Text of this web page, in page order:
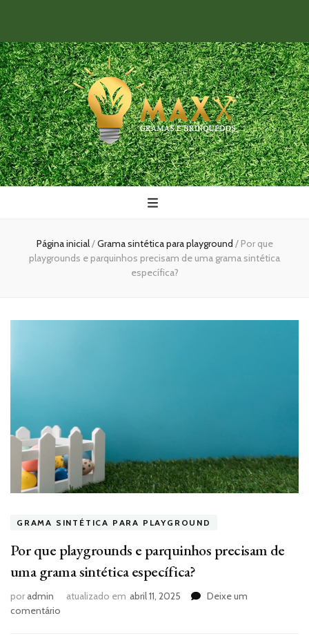
Maxx Gramas
Blog
Página inicial/Grama sintética para playground / Por que
playgrounds e parquinhos precisam de uma grama sintética
específica?
GRAMA SINTÉTICA PARA PLAYGROUND
Por que playgrounds e parquinhos precisam de
uma grama sintética específica?
poradmin atualizado em abril 11, 2025
Deixe um
comentário